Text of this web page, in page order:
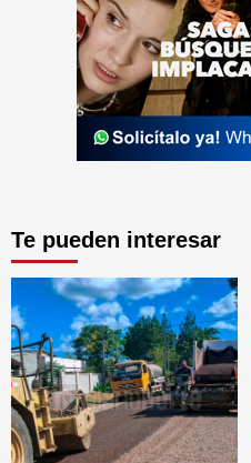
Te pueden interesar